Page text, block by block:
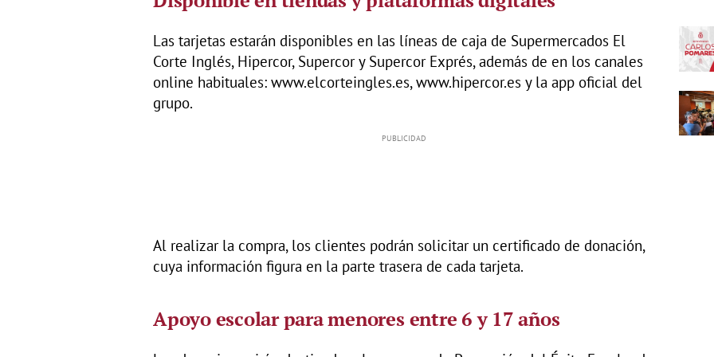
Las tarjetas estarán disponibles en las líneas de caja de Supermercados El
Corte Inglés, Hipercor, Supercor y Supercor Exprés, además de en los canales
online habituales: www.elcorteingles.es, www.hipercor.es y la app oficial del
grupo.
Al realizar la compra, los clientes podrán solicitar un certificado de donación,
cuya información figura en la parte trasera de cada tarjeta.
Apoyo escolar para menores entre 6 y 17 años